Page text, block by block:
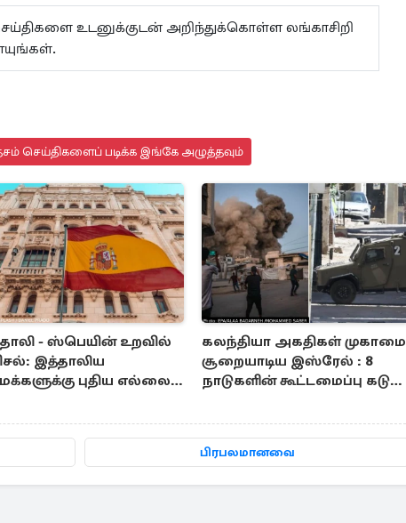
உடனுக்குடன் அறிந்துக்கொள்ள லங்காசிறி
செய்திகளைப் படிக்க இங்கே அழுத்தவும்
- ஸ்பெயின் உறவில்
இத்தாலிய
புதிய எல்லை
கலந்தியா அகதிகள் முகாமை
சூறையாடிய இஸ்ரேல் : 8
நாடுகளின் கூட்டமைப்பு கடும்
பிரபலமானவை